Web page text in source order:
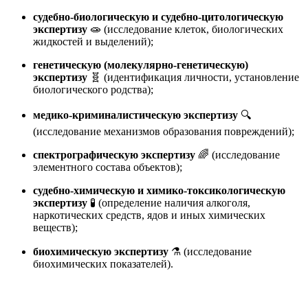
судебно-биологическую и судебно-цитологическую
экспертизу 🧫 (исследование клеток, биологических
жидкостей и выделений);
генетическую (молекулярно-генетическую)
экспертизу 🧬 (идентификация личности, установление
биологического родства);
медико-криминалистическую экспертизу 🔍
(исследование механизмов образования повреждений);
спектрографическую экспертизу 🌈 (исследование
элементного состава объектов);
судебно-химическую и химико-токсикологическую
экспертизу 🧪 (определение наличия алкоголя,
наркотических средств, ядов и иных химических
веществ);
биохимическую экспертизу ⚗️ (исследование
биохимических показателей).